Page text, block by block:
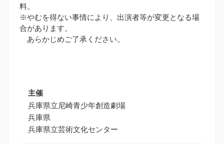
料。
※やむを得ない事情により、出演者等が変更となる場
合があります。
あらかじめご了承ください。
主催
兵庫県立尼崎青少年創造劇場
兵庫県
兵庫県立芸術文化センター